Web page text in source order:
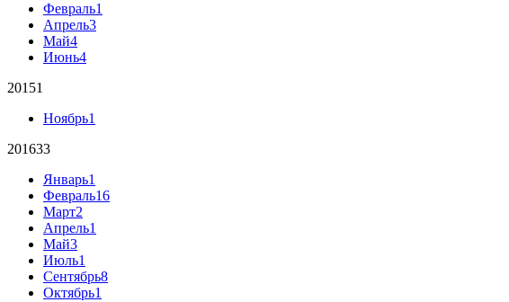
Февраль1
Апрель3
Май4
Июнь4
20151
Ноябрь1
201633
Январь1
Февраль16
Март2
Апрель1
Май3
Июль1
Сентябрь8
Октябрь1